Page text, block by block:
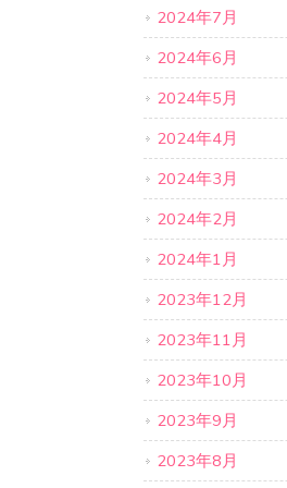
2024年7月
2024年6月
2024年5月
2024年4月
2024年3月
2024年2月
2024年1月
2023年12月
2023年11月
2023年10月
2023年9月
2023年8月